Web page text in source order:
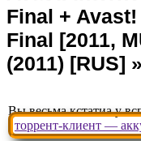
Вы весьма кстатиа у
торрент-клиент —